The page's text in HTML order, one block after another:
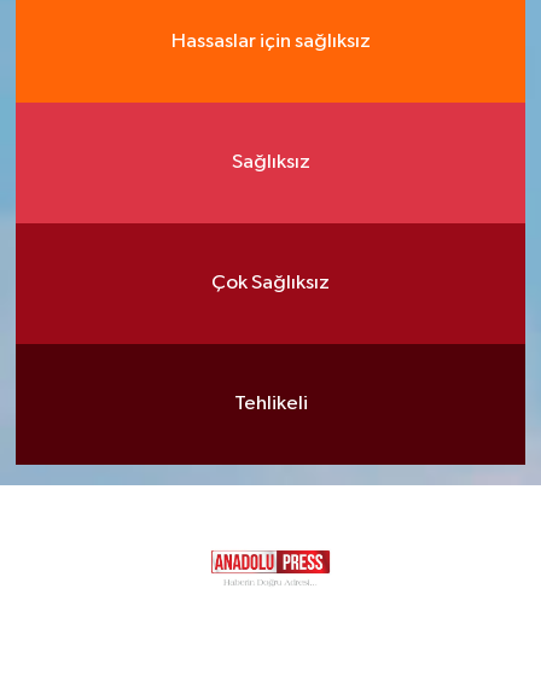
Hassaslar için sağlıksız
Sağlıksız
Çok Sağlıksız
Tehlikeli